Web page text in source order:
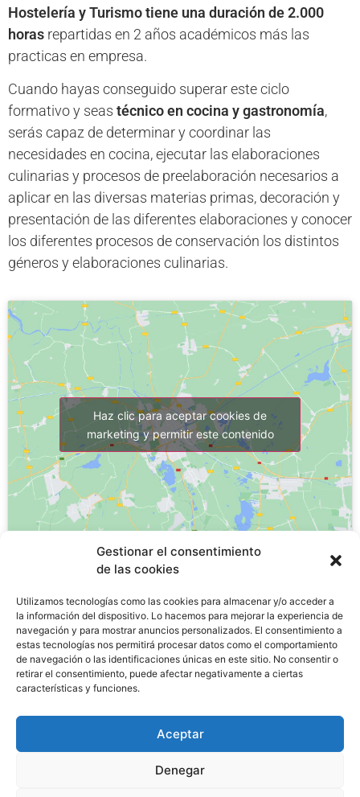
Gestionar el consentimiento
de las cookies
Utilizamos tecnologías como las cookies para almacenar y/o acceder a
la información del dispositivo. Lo hacemos para mejorar la experiencia de
navegación y para mostrar anuncios personalizados. El consentimiento a
estas tecnologías nos permitirá procesar datos como el comportamiento
de navegación o las identificaciones únicas en este sitio. No consentir o
retirar el consentimiento, puede afectar negativamente a ciertas
características y funciones.
Aceptar
Denegar
Hostelería y Turismo tiene una duración de 2.000
horas repartidas en 2 años académicos más las
practicas en empresa.
Cuando hayas conseguido superar este ciclo
formativo y seas técnico en cocina y gastronomía,
serás capaz de determinar y coordinar las
necesidades en cocina, ejecutar las elaboraciones
culinarias y procesos de preelaboración necesarios a
aplicar en las diversas materias primas, decoración y
presentación de las diferentes elaboraciones y conocer
los diferentes procesos de conservación los distintos
géneros y elaboraciones culinarias.
Haz clic para aceptar cookies de
marketing y permitir este contenido
¿Por qué estudiar un FP?
LaFP de Grado Medio tiene una tasa de desempleo
de un 11,8%, lo que significa una tasa tres veces
menoral paro juvenil en España, que es del 29,3%
Las matriculaciones en FP aumentaran un 30% en los
En el 2022 ha habido un aumento en la matriculación